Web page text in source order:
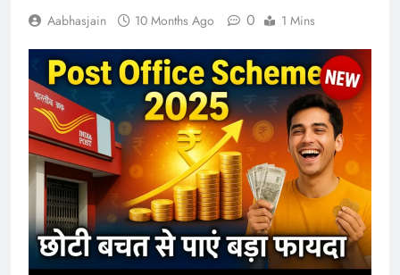
Aabhasjain 10 Months Ago 0 1 Mins